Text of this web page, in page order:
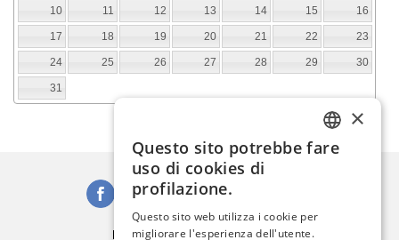
10 11 12 13 14 15 16
17 18 19 20 21 22 23
24 25 26 27 28 29 30
31
Iscriviti alla Newsletter
ITALIAN
×
Questo sito potrebbe fare
uso di cookies di
profilazione.
Questo sito web utilizza i cookie per
migliorare l'esperienza dell'utente.